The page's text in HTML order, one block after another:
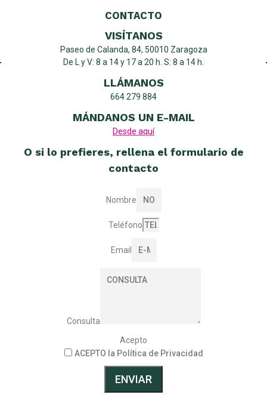
CONTACTO
VISÍTANOS
Paseo de Calanda, 84, 50010 Zaragoza
De L y V: 8 a 14 y 17 a 20 h. S: 8 a 14 h.
LLÁMANOS
664 279 884
MÁNDANOS UN E-MAIL
Desde aquí
O si lo prefieres, rellena el formulario de
contacto
Nombre
Teléfono
Email
Consulta
Acepto
ACEPTO la Política de Privacidad
ENVIAR